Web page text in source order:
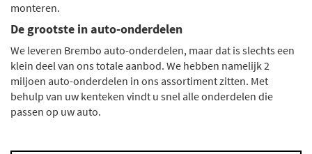
monteren.
De grootste in auto-onderdelen
We leveren Brembo auto-onderdelen, maar dat is slechts een
klein deel van ons totale aanbod. We hebben namelijk 2
miljoen auto-onderdelen in ons assortiment zitten. Met
behulp van uw kenteken vindt u snel alle onderdelen die
passen op uw auto.